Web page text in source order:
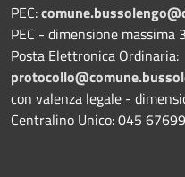
PEC:
PEC - dimensione massima
Posta Elettronica Ordinaria:
con valenza legale -
Centralino Unico: 045